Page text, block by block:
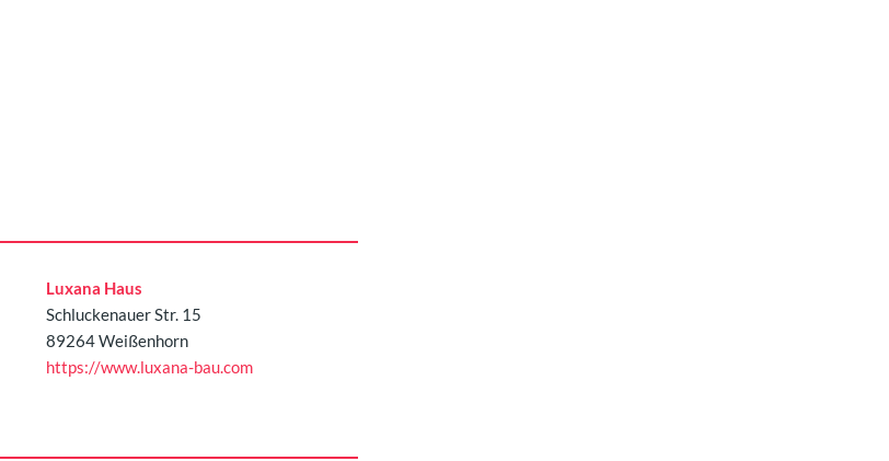
Luxana Haus
Schluckenauer Str. 15
89264 Weißenhorn
https://www.luxana-bau.com